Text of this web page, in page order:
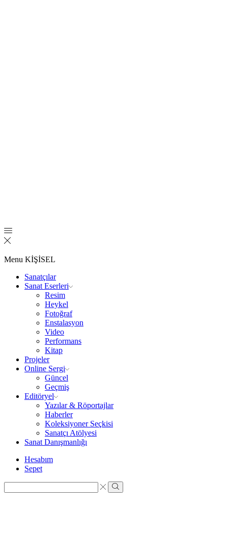
Menu KİŞİSEL
Sanatçılar
Sanat Eserleri
Resim
Heykel
Fotoğraf
Enstalasyon
Video
Performans
Kitap
Projeler
Online Sergi
Güncel
Geçmiş
Editöryel
Yazılar & Röportajlar
Haberler
Koleksiyoner Seçkisi
Sanatçı Atölyesi
Sanat Danışmanlığı
Hesabım
Sepet
Search
input
Search